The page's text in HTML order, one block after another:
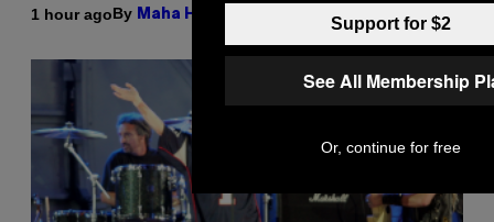
1 hour agoBy Maha Haq Ysolt Usigan
Support for $2
See All Membership
Or, continue for free